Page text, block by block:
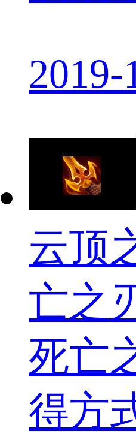
2019-
云顶
亡之
死亡
得方